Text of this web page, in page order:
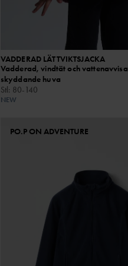
VADDERAD LÄTTVIKTSJACKA
Vadderad, vindtät och
skyddande huva
Stl: 80-140
NEW
PO.P ON ADVENTURE